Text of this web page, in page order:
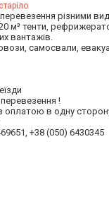
різними
м³ тенти,
вантажів.
самосвали,
перевезення !
оплатою в одну
+38 (050) 6430345